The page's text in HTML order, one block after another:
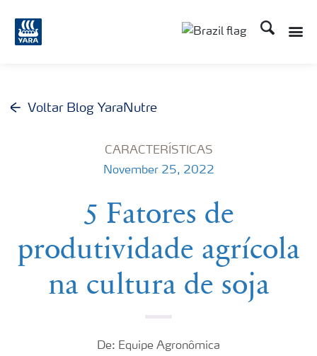
Busca
Voltar Blog YaraNutre
CARACTERÍSTICAS
November 25, 2022
5 Fatores de
produtividade agrícola
na cultura de soja
De: Equipe Agronômica